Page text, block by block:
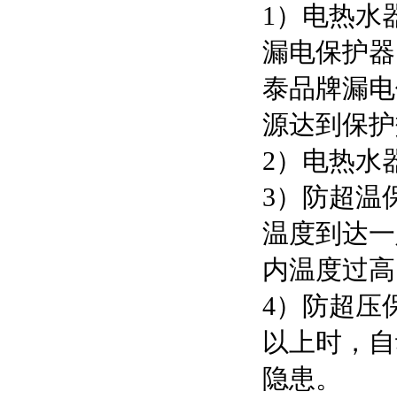
1）电热水
漏电保护
泰品牌漏
源达到保
2）电热水
3）防超温
温度到达
内温度过
4）防超压
以上时，
隐患。